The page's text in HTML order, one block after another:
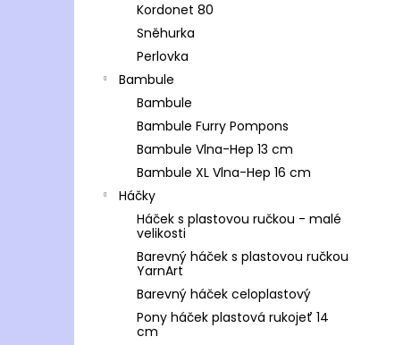
Kordonet 80
Sněhurka
Perlovka
Bambule
Bambule
Bambule Furry Pompons
Bambule Vlna-Hep 13 cm
Bambule XL Vlna-Hep 16 cm
Háčky
Háček s plastovou ručkou - malé
velikosti
Barevný háček s plastovou ručkou
YarnArt
Barevný háček celoplastový
Pony háček plastová rukojeť 14
cm